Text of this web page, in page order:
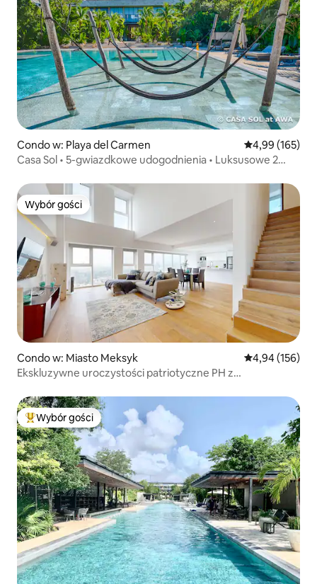
Condo w: Playa del Carmen Średnia
4,99 (165)
Casa Sol • 5-gwiazdkowe udogodnienia • Luksusowe 2
Wybór gości
Wybór gości
Condo w: Miasto Meksyk Średnia
4,94 (156)
Ekskluzywne uroczystości patriotyczne PH z
Najpopularniejsze z kategorii Wybór gości
Wybór gości